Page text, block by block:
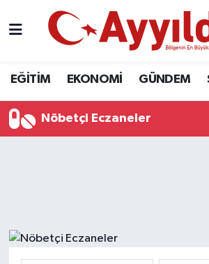
EĞİTİM EKONOMİ GÜNDEM
Nöbetçi Eczaneler